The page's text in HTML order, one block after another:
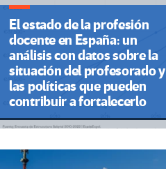
El estado de la profesión
docente en España: un
análisis con datos sobre la
situación del profesorado y
las políticas que pueden
contribuir a fortalecerlo